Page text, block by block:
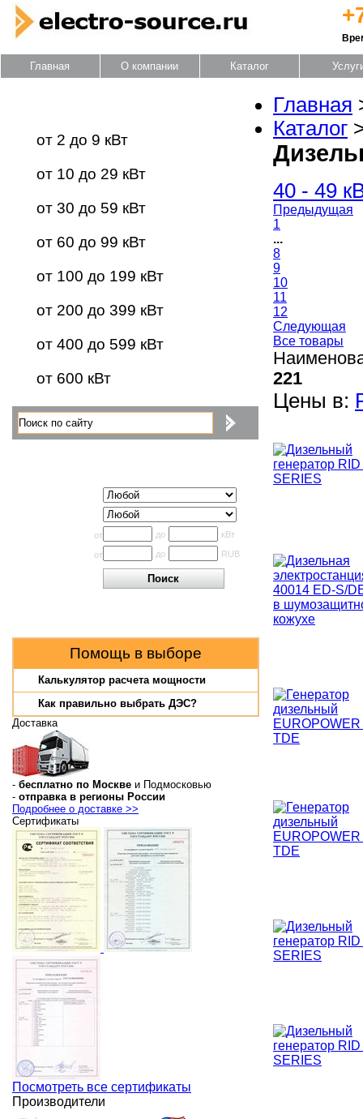
Главная О компании Каталог
от 2 до 9 кВт
от 10 до 29 кВт
от 30 до 59 кВт
от 60 до 99 кВт
от 100 до 199 кВт
от 200 до 399 кВт
от 400 до 599 кВт
от 600 кВт
от до кВт
от до RUB
Помощь в выборе
Калькулятор расчета мощности
Как правильно выбрать ДЭС?
Доставка
- бесплатно по Москве и Подмосковью
- отправка в регионы России
Подробнее о доставке >>
Сертификаты
Посмотреть все сертификаты
Производители
Главная
Каталог
40 - 49
Предыдущая
1
...
8
9
10
11
12
Следующая
Все товары
221
Цены в: